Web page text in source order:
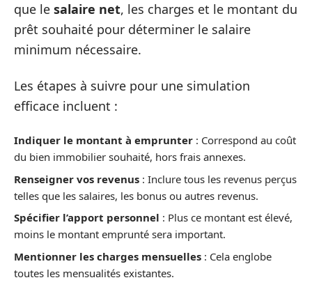
que le salaire net, les charges et le montant du
prêt souhaité pour déterminer le salaire
minimum nécessaire.
Les étapes à suivre pour une simulation
efficace incluent :
Indiquer le montant à emprunter : Correspond au coût
du bien immobilier souhaité, hors frais annexes.
Renseigner vos revenus : Inclure tous les revenus perçus
telles que les salaires, les bonus ou autres revenus.
Spécifier l’apport personnel : Plus ce montant est élevé,
moins le montant emprunté sera important.
Mentionner les charges mensuelles : Cela englobe
toutes les mensualités existantes.